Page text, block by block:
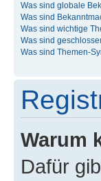
Was sind globale
Was sind
Was sind wichtige
Was sind
Was sind Themen-
Warum
Dafür